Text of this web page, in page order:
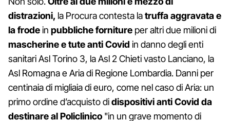
distrazioni, la Procura contesta latruffa aggravata e
la frodein pubbliche forniture per altri due milioni di
mascherine e tute anti Covid in danno degli enti
sanitari Asl Torino 3, la Asl 2 Chieti vasto Lanciano, la
Asl Romagna e Aria di Regione Lombardia. Danni per
centinaia di migliaia di euro, come nel caso di Aria: un
primo ordine d’acquisto didispositivi anti Covid da
destinare al Policlinico "in un grave momento di